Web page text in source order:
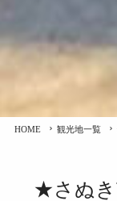
HOME 観光地一覧
★さぬ